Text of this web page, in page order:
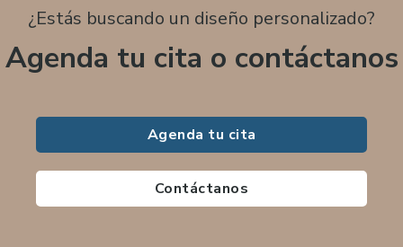
¿Estás buscando un diseño personalizado?
Agenda tu cita o contáctanos
Agenda tu cita
Contáctanos